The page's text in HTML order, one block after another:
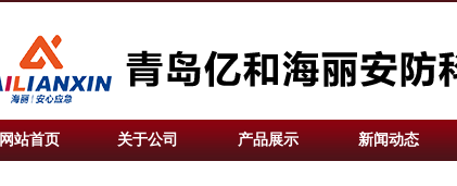
网站首页 关于公司 产品展示 新闻动态